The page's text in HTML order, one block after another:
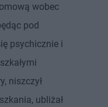
wobec
pod
psychicznie i
niszczył
ubliżał